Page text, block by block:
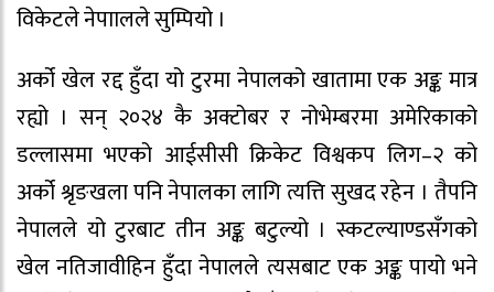
विकेटले नेपाालले सुम्पियो ।
अर्को खेल रद्द हुँदा यो टुरमा नेपालको खातामा एक अङ्क मात्र
रह्यो । सन् २०२४ कै अक्टोबर र नोभेम्बरमा अमेरिकाको
डल्लासमा भएको आईसीसी क्रिकेट विश्वकप लिग–२ को
अर्को श्रृङखला पनि नेपालका लागि त्यत्ति सुखद रहेन । तैपनि
नेपालले यो टुरबाट तीन अङ्क बटुल्यो । स्कटल्याण्डसँगको
खेल नतिजावीहिन हुँदा नेपालले त्यसबाट एक अङ्क पायो भने